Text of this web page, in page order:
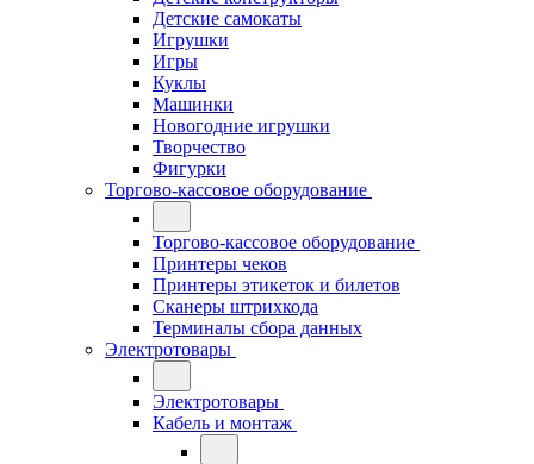
Детские самокаты
Игрушки
Игры
Куклы
Машинки
Новогодние игрушки
Творчество
Фигурки
Торгово-кассовое оборудование
Торгово-кассовое оборудование
Принтеры чеков
Принтеры этикеток и билетов
Сканеры штрихкода
Терминалы сбора данных
Электротовары
Электротовары
Кабель и монтаж